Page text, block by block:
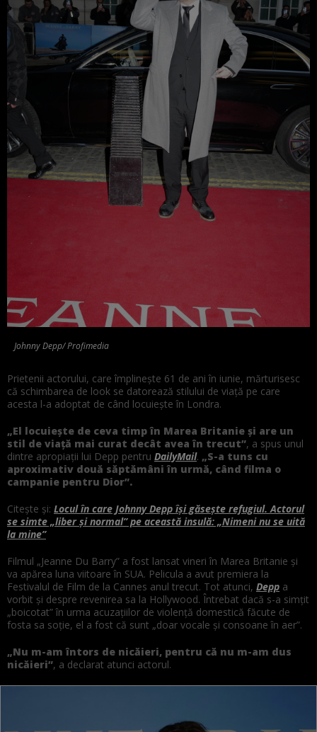
Johnny Depp/ Profimedia
Prietenii actorului, care împlinește 61 de ani în iunie, mărturisesc
că schimbarea de look se datorează stilului de viață pe care
acesta l-a adoptat de când locuiește în Londra.
„El locuiește de ceva timp în Marea Britanie și are un
stil de viață mai curat decât avea în trecut”, a spus unul
dintre apropiații lui Depp pentru DailyMail. „S-a tuns cu
aproximativ două săptămâni în urmă, când filma o
campanie pentru Dior”.
Citește și: Locul în care Johnny Depp își găsește refugiul. Actorul
se simte „liber și normal” pe această insulă: „Nimeni nu se uită
la mine”
Filmul „Jeanne Du Barry” a fost lansat vineri în Marea Britanie și
va apărea luna viitoare în SUA. Pelicula a avut premiera la
Festivalul de Film de la Cannes anul trecut. Tot atunci, Depp a
vorbit și despre revenirea sa la Hollywood. Întrebat dacă s-a simțit
„boicotat” în urma acuzațiilor de violență domestică făcute de
fosta sa soție, el a fost că sunt „doar vocale și consoane în aer”.
„Nu m-am întors de nicăieri, pentru că nu m-am dus
nicăieri”, a declarat atunci actorul.